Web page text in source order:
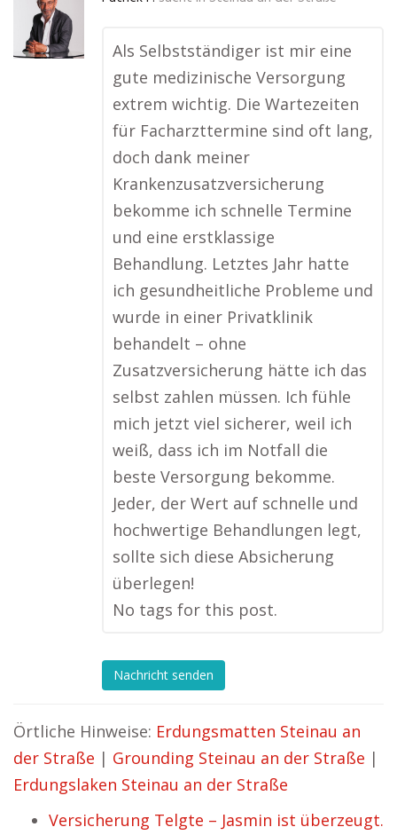
Als Selbstständiger ist mir eine
gute medizinische Versorgung
extrem wichtig. Die Wartezeiten
für Facharzttermine sind oft lang,
doch dank meiner
Krankenzusatzversicherung
bekomme ich schnelle Termine
und eine erstklassige
Behandlung. Letztes Jahr hatte
ich gesundheitliche Probleme und
wurde in einer Privatklinik
behandelt – ohne
Zusatzversicherung hätte ich das
selbst zahlen müssen. Ich fühle
mich jetzt viel sicherer, weil ich
weiß, dass ich im Notfall die
beste Versorgung bekomme.
Jeder, der Wert auf schnelle und
hochwertige Behandlungen legt,
sollte sich diese Absicherung
überlegen!
No tags for this post.
Nachricht senden
Örtliche Hinweise: Erdungsmatten Steinau an
der Straße | Grounding Steinau an der Straße |
Erdungslaken Steinau an der Straße
Versicherung Telgte – Jasmin ist überzeugt.